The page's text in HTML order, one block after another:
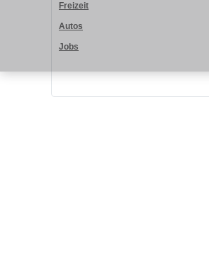
Freizeit
Autos
Jobs